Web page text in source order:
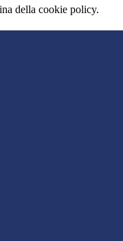
della cookie policy.